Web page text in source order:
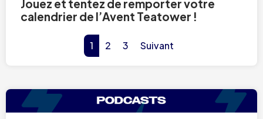
Jouez et tentez de remporter votre
calendrier de l’Avent Teatower !
1 2 3 Suivant